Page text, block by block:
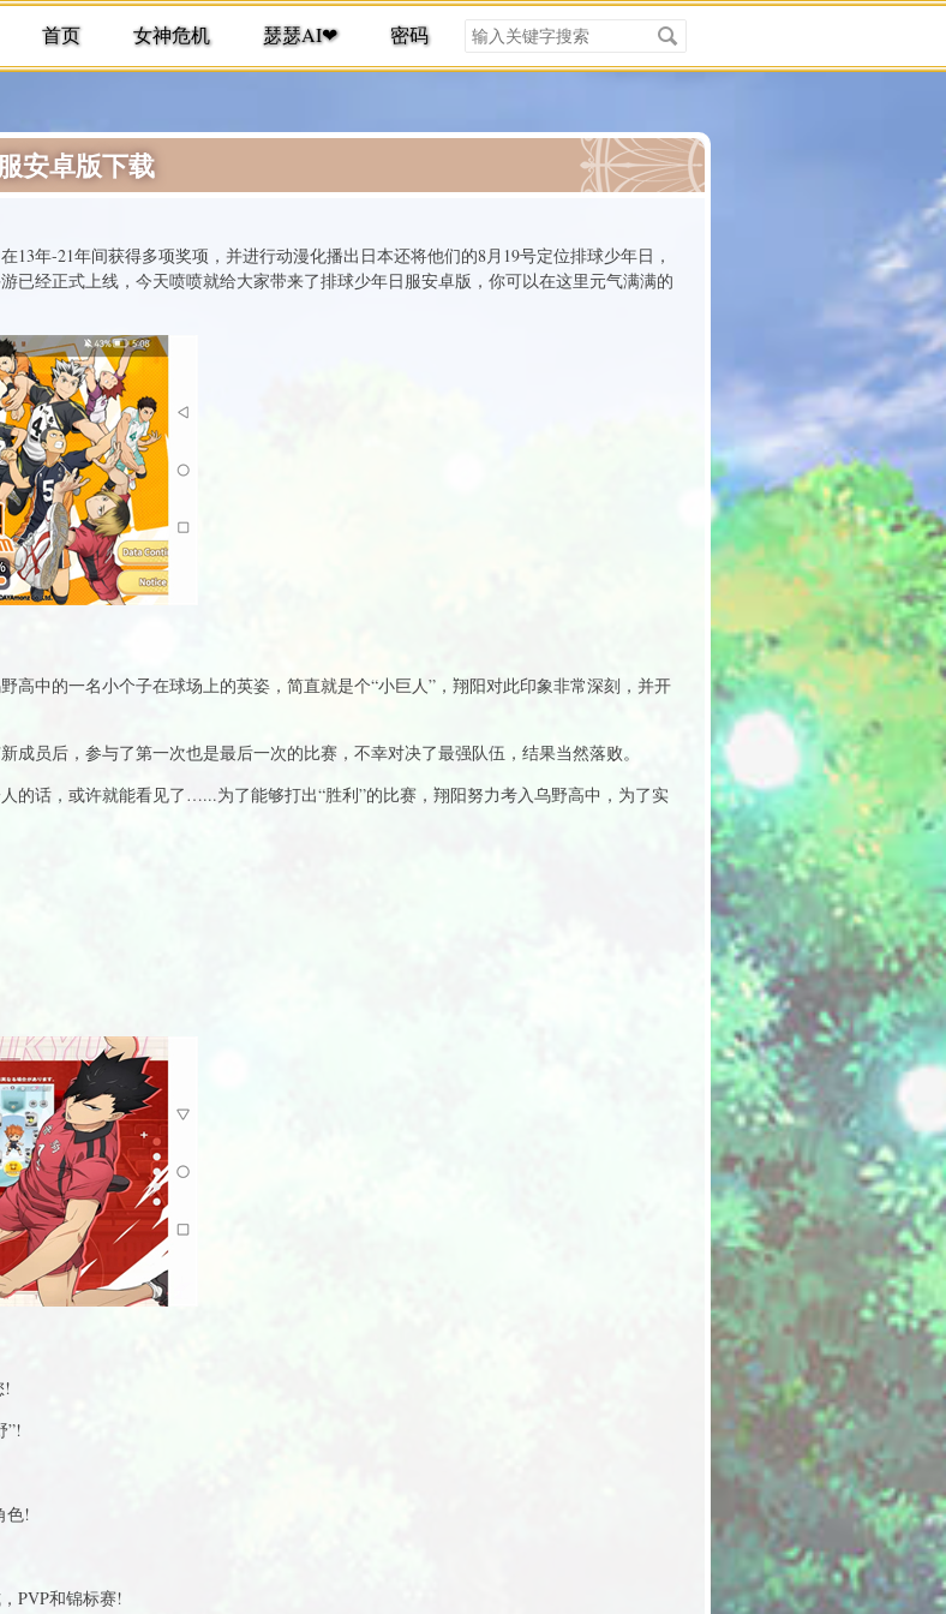
首页 女神危机 瑟瑟AI❤ 密码
搜
索
关
安卓版下载
年-21年间获得多项奖项，并进行动漫化播出日本还将他们的8月19号定位排球少年日，
已经正式上线，今天喷喷就给大家带来了排球少年日服安卓版，你可以在这里元气满满的
高中的一名小个子在球场上的英姿，简直就是个“小巨人”，翔阳对此印象非常深刻，并开
员后，参与了第一次也是最后一次的比赛，不幸对决了最强队伍，结果当然落败。
的话，或许就能看见了…...为了能够打出“胜利”的比赛，翔阳努力考入乌野高中，为了实
!
”!
色!
PVP和锦标赛!